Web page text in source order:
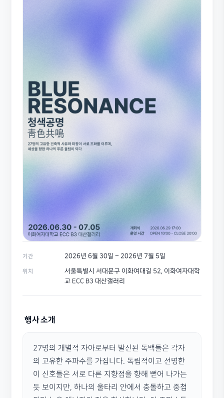
기간 2026년 6월 30일 – 2026년 7월 5일
위치
서울특별시 서대문구 이화여대길 52, 이화여자대학
교 ECC B3 대산갤러리
행사 소개
27명의 개별적 자아로부터 발신된 독백들은 각자
의 고유한 주파수를 가집니다. 독립적이고 선명한
이 신호들은 서로 다른 지향점을 향해 뻗어 나가는
듯 보이지만, 하나의 울타리 안에서 충돌하고 중첩